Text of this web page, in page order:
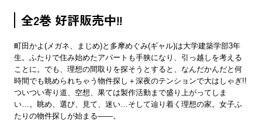
全2巻 好評販売中!!
町田かよ(メガネ、まじめ)と多摩めぐみ(ギャル)は大学建築学部3年
生。ふたりで住み始めたアパートも手狭になり、引っ越しを考える
ことに。でも、理想の間取りを探そうとすると、なんだかんだと何
時間でも眺められちゃう物件探し＋深夜のテンションで大はしゃぎ!!
ついつい寄り道、空想、果ては製作活動まで盛り上がってしま
い…。眺め、選び、見て、迷い…そして辿り着く理想の家。女子ふ
たりの物件探しが始まる――。